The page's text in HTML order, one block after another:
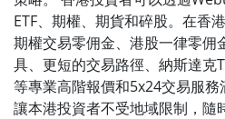
ETF、期權、期貨和碎股。在香港
期權交易零佣金、港股一律零佣
具、更短的交易路徑、納斯達克
等專業高階報價和5x24交易服務
讓本港投資者不受地域限制，隨